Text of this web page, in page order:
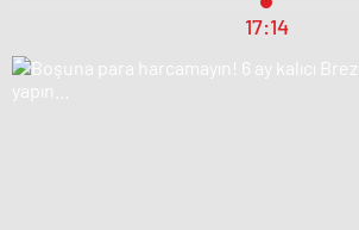
17:14